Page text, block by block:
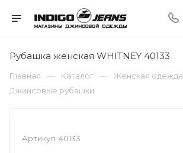
Рубашка женская WHITNEY 40133
Главная — Каталог — Женская одежда
Джинсовые рубашки
Артикул: 40133